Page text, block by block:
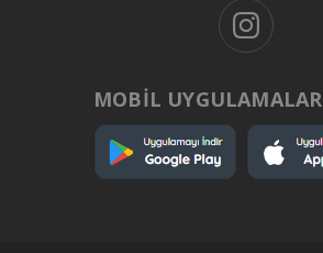
MOBİL UYGULAMALAR